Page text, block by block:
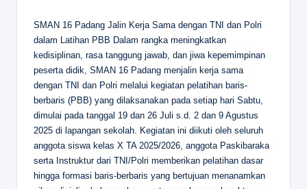
SMAN 16 Padang Jalin Kerja Sama dengan TNI dan Polri
dalam Latihan PBB Dalam rangka meningkatkan
kedisiplinan, rasa tanggung jawab, dan jiwa kepemimpinan
peserta didik, SMAN 16 Padang menjalin kerja sama
dengan TNI dan Polri melalui kegiatan pelatihan baris-
berbaris (PBB) yang dilaksanakan pada setiap hari Sabtu,
dimulai pada tanggal 19 dan 26 Juli s.d. 2 dan 9 Agustus
2025 di lapangan sekolah. Kegiatan ini diikuti oleh seluruh
anggota siswa kelas X TA 2025/2026, anggota Paskibaraka
serta Instruktur dari TNI/Polri memberikan pelatihan dasar
hingga formasi baris-berbaris yang bertujuan menanamkan